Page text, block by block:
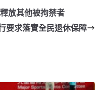
放其他被拘禁者
要求落實全民退休保障